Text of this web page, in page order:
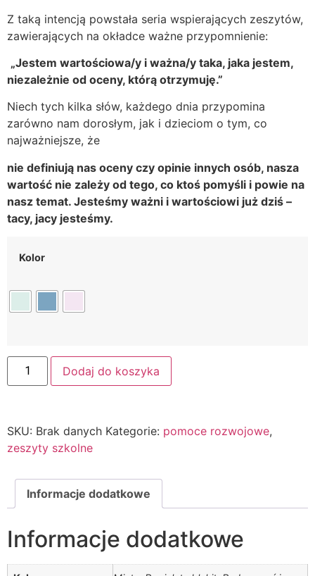
Z taką intencją powstała seria wspierających zeszytów,
zawierających na okładce ważne przypomnienie:
„Jestem wartościowa/y i ważna/y taka, jaka jestem,
niezależnie od oceny, którą otrzymuję.”
Niech tych kilka słów, każdego dnia przypomina
zarówno nam dorosłym, jak i dzieciom o tym, co
najważniejsze, że
nie definiują nas oceny czy opinie innych osób, nasza
wartość nie zależy od tego, co ktoś pomyśli i powie na
nasz temat. Jesteśmy ważni i wartościowi już dziś –
tacy, jacy jesteśmy.
Kolor
Dodaj do koszyka
SKU: Brak danych Kategorie: pomoce rozwojowe,
zeszyty szkolne
Informacje dodatkowe
Informacje dodatkowe